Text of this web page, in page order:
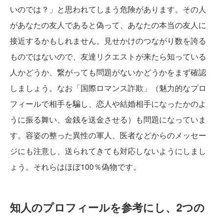
いのでは？」と思われてしまう危険があります。その人
があなたの友人であると偽って、あなたの本当の友人に
接近するかもしれません。見せかけのつながり数を誇る
ものではないので、友達リクエストが来たら知っている
人かどうか、繋がっても問題がないかどうかをまず確認
しましょう。なお「国際ロマンス詐欺」（魅力的なプロ
フィールで相手を騙し、恋人や結婚相手になったかのよ
うに振る舞い、金銭を送金させる）も問題になっていま
す。容姿の整った異性の軍人、医者などからのメッセー
ジにも注意し、送られてきても対応しないようにしまし
ょう。それらはほぼ100％偽物です。
知人のプロフィールを参考にし、2つの